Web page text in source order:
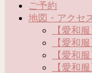
ご予約
地図・アクセ
【愛和
【愛和
【愛和
【愛和